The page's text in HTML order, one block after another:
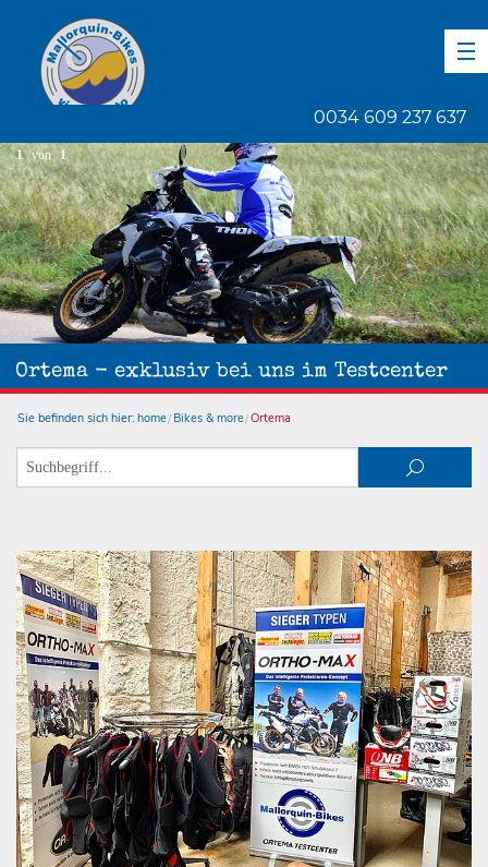
0034 609 237 637
Ortema - exklusiv bei uns im Testcenter
1 von 1
Sie befinden sich hier: home Bikes & more Ortema